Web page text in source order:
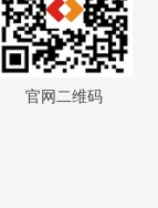
官网二维码